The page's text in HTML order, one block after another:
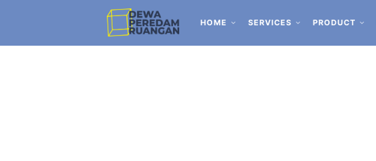
HOME SERVICES PRODUCT